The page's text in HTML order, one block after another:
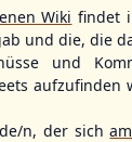
11:30 Uhr(€)
Switzerland
U-23 Baseball
Championship
Spain
Wiki findet
und die, die
und
n, der sich